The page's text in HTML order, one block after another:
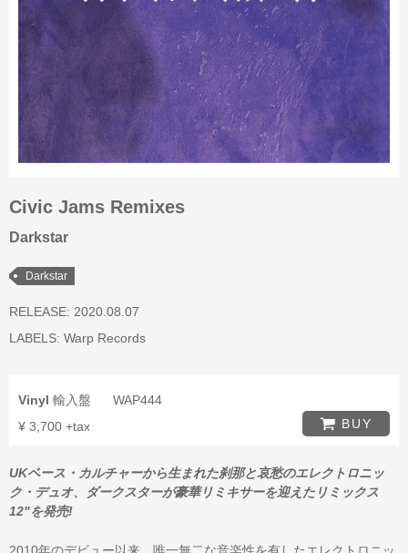
Civic Jams Remixes
Darkstar
Darkstar
RELEASE: 2020.08.07
LABELS: Warp Records
Vinyl 輸入盤
WAP444
¥ 3,700 +tax
BUY
UKベース・カルチャーから生まれた刹那と哀愁のエレクトロニッ
ク・デュオ、ダークスターが豪華リミキサーを迎えたリミックス
12"を発売!